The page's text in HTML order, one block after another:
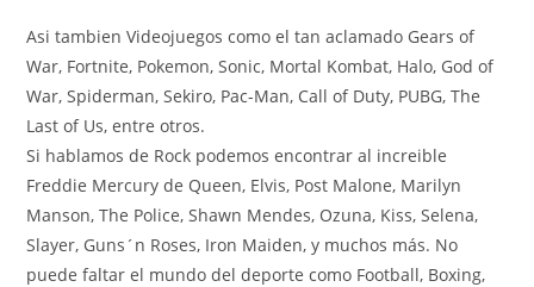
Asi tambien Videojuegos como el tan aclamado Gears of
War, Fortnite, Pokemon, Sonic, Mortal Kombat, Halo, God of
War, Spiderman, Sekiro, Pac-Man, Call of Duty, PUBG, The
Last of Us, entre otros.
Si hablamos de Rock podemos encontrar al increible
Freddie Mercury de Queen, Elvis, Post Malone, Marilyn
Manson, The Police, Shawn Mendes, Ozuna, Kiss, Selena,
Slayer, Guns´n Roses, Iron Maiden, y muchos más. No
puede faltar el mundo del deporte como Football, Boxing,